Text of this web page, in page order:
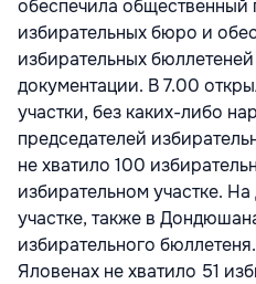
обеспечила общественный
избирательных бюро и
избирательных
документации. В 7.00
участки, без каких-либо
председателей
не хватило 100
избирательном участке.
участке, также в
избирательного
Яловенах не хватило 51